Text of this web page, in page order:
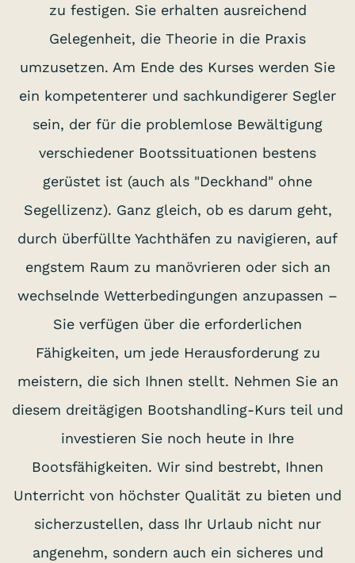
zu festigen. Sie erhalten ausreichend
Gelegenheit, die Theorie in die Praxis
umzusetzen. Am Ende des Kurses werden Sie
ein kompetenterer und sachkundigerer Segler
sein, der für die problemlose Bewältigung
verschiedener Bootssituationen bestens
gerüstet ist (auch als "Deckhand" ohne
Segellizenz). Ganz gleich, ob es darum geht,
durch überfüllte Yachthäfen zu navigieren, auf
engstem Raum zu manövrieren oder sich an
wechselnde Wetterbedingungen anzupassen –
Sie verfügen über die erforderlichen
Fähigkeiten, um jede Herausforderung zu
meistern, die sich Ihnen stellt. Nehmen Sie an
diesem dreitägigen Bootshandling-Kurs teil und
investieren Sie noch heute in Ihre
Bootsfähigkeiten. Wir sind bestrebt, Ihnen
Unterricht von höchster Qualität zu bieten und
sicherzustellen, dass Ihr Urlaub nicht nur
angenehm, sondern auch ein sicheres und